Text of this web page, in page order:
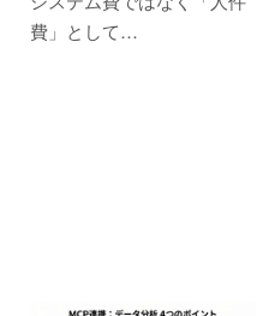
費」として…